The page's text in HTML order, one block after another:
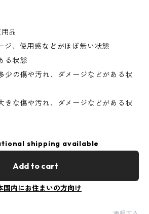
品
ジ、使用感などがほぼ無い状態
る状態
少の傷や汚れ、ダメージなどがある状
きな傷や汚れ、ダメージなどがある状
shipping available
Add to cart
国内にお住まいの方向け